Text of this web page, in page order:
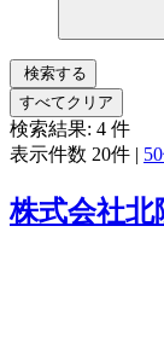
検索する
すべてクリア
検索結果: 4 件
表示件数 20件 |
株式会社北